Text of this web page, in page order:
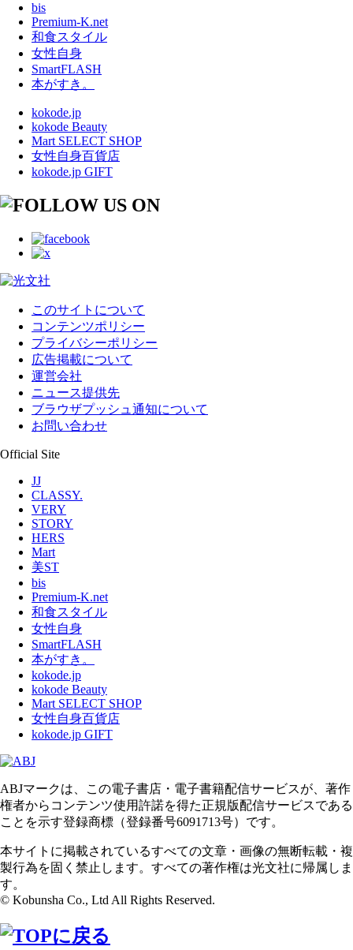
bis
Premium-K.net
和食スタイル
女性自身
SmartFLASH
本がすき。
kokode.jp
kokode Beauty
Mart SELECT SHOP
女性自身百貨店
kokode.jp GIFT
このサイトについて
コンテンツポリシー
プライバシーポリシー
広告掲載について
運営会社
ニュース提供先
ブラウザプッシュ通知について
お問い合わせ
Official Site
JJ
CLASSY.
VERY
STORY
HERS
Mart
美ST
bis
Premium-K.net
和食スタイル
女性自身
SmartFLASH
本がすき。
kokode.jp
kokode Beauty
Mart SELECT SHOP
女性自身百貨店
kokode.jp GIFT
ABJマークは、この電子書店・電子書籍配信サービスが、著作
権者からコンテンツ使用許諾を得た正規版配信サービスである
ことを示す登録商標（登録番号6091713号）です。
本サイトに掲載されているすべての文章・画像の無断転載・複
製行為を固く禁止します。すべての著作権は光文社に帰属しま
す。
© Kobunsha Co., Ltd All Rights Reserved.